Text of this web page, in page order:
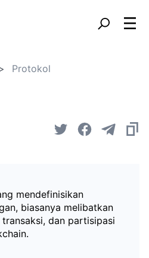
Protokol
mendefinisikan
biasanya melibatkan
dan partisipasi